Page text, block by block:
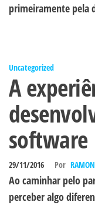
primeiramente pela
Uncategorized
A
software
29/11/2016 Por
Ao caminhar pelo
perceber algo